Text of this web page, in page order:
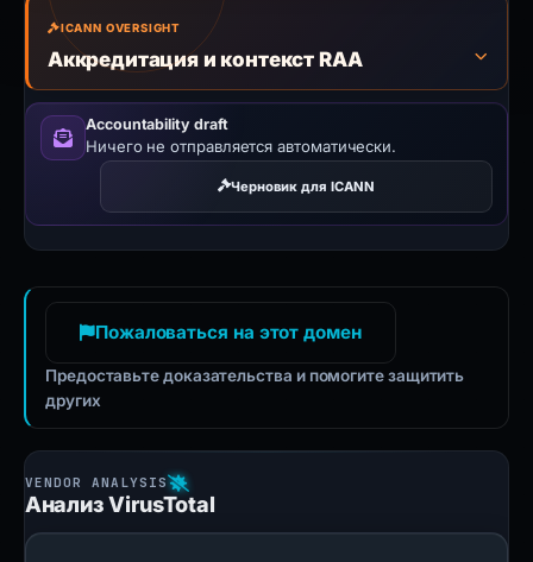
ICANN OVERSIGHT
Аккредитация и контекст RAA
Accountability draft
Ничего не отправляется автоматически.
Черновик для ICANN
Пожаловаться на этот домен
Предоставьте доказательства и помогите защитить
других
Анализ VirusTotal